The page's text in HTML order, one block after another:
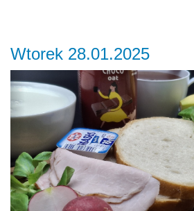
Wtorek 28.01.2025
Previous